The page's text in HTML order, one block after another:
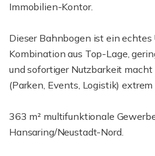
Immobilien-Kontor.
Dieser Bahnbogen ist ein echtes
Kombination aus Top-Lage,
und sofortiger Nutzbarkeit
(Parken, Events, Logistik)
363 m² multifunktionale
Hansaring/Neustadt-Nord.